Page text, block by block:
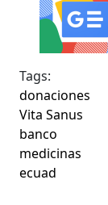
Tags:
donaciones
Vita Sanus
banco
medicinas
ecuad